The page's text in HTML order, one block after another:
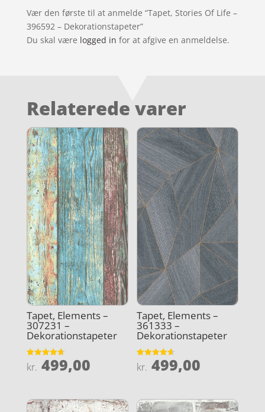
Vær den første til at anmelde “Tapet, Stories Of Life –
396592 – Dekorationstapeter”
Du skal være logged in for at afgive en anmeldelse.
Relaterede varer
Tapet, Elements –
307231 –
Dekorationstapeter
Vurderet
4.7
kr. 499,00
Tapet, Elements –
361333 –
Dekorationstapeter
Vurderet
4.6
kr. 499,00